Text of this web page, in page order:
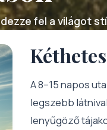
fel a világot
A 8–15 napos
legszebb
lenyűgöző